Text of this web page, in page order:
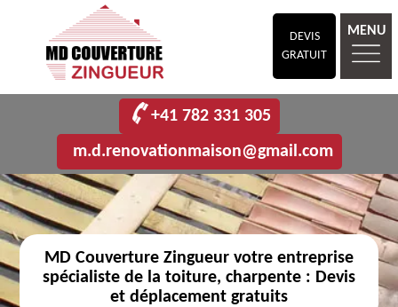
DEVIS
GRATUIT
MENU
+41 782 331 305
m.d.renovationmaison@gmail.com
MD Couverture Zingueur votre entreprise
spécialiste de la toiture, charpente : Devis
et déplacement gratuits